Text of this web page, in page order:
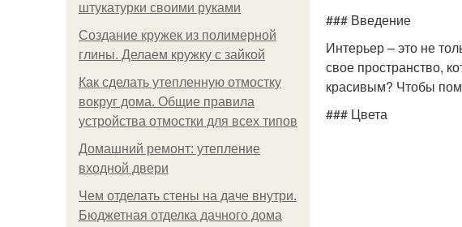
штукатурки своими руками
Создание кружек из полимерной
глины. Делаем кружку с зайкой
Как сделать утепленную отмостку
вокруг дома. Общие правила
устройства отмостки для всех типов
Домашний ремонт: утепление
входной двери
Чем отделать стены на даче внутри.
Бюджетная отделка дачного дома
### Введение
Интерьер – это не
свое пространство,
красивым? Чтобы
### Цвета